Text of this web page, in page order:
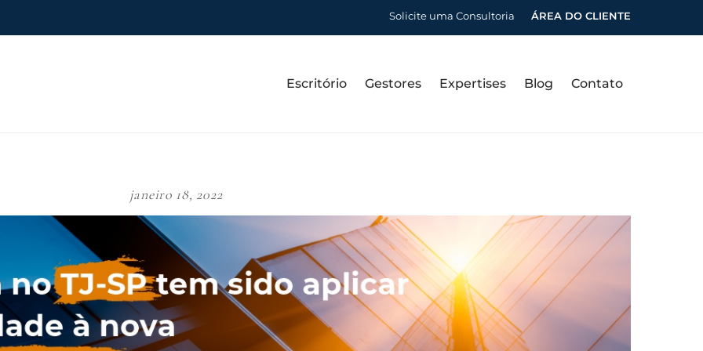
Solicite uma Consultoria ÁREA DO CLIENTE
Escritório Gestores Expertises Blog Contato
janeiro 18, 2022